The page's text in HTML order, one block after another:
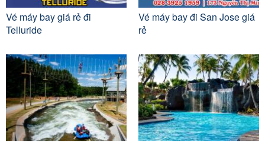
Vé máy bay giá rẻ đi
Telluride
Vé máy bay đi San Jose giá
rẻ